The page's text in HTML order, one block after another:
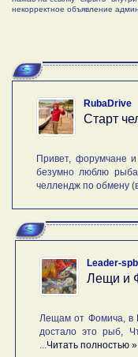
некорректное объявление
RubaDrive
Старт
Привет, форумчане
безумно люблю
челлендж по обмену
Leader-spb
Лещи и
Лещам от Фомича, в
достало это рыб,
...Читать полностью »